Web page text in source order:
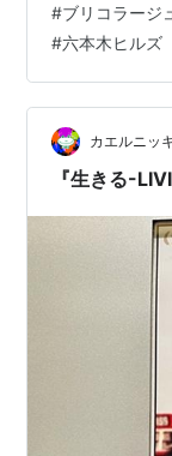
トウキョウ」
リーカフェで
顔ぶれですね
ので、こちら
ージュ」という
せの材料や道
#ブリコラージ
#六本木ヒルズ
カエルニッ
『生きる-